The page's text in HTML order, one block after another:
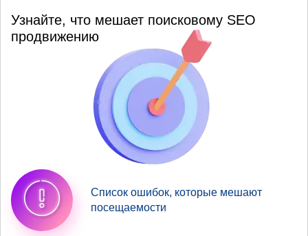
Узнайте, что мешает поисковому SEO
продвижению
Список ошибок, которые мешают
посещаемости